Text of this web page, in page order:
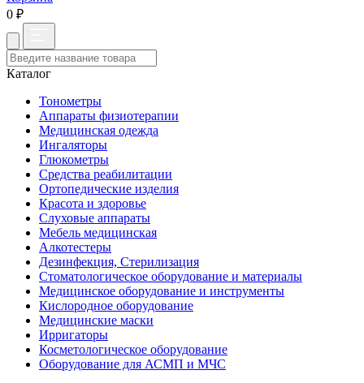
0 ₽
Каталог
Тонометры
Аппараты физиотерапии
Медицинская одежда
Ингаляторы
Глюкометры
Средства реабилитации
Ортопедические изделия
Красота и здоровье
Слуховые аппараты
Мебель медицинская
Алкотестеры
Дезинфекция, Стерилизация
Стоматологическое оборудование и материалы
Медицинское оборудование и инструменты
Кислородное оборудование
Медицинские маски
Ирригаторы
Косметологическое оборудование
Оборудование для АСМП и МЧС